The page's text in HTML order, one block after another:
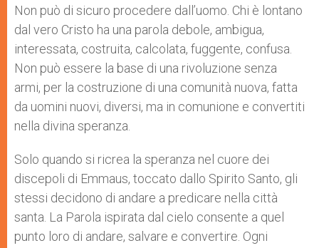
Non può di sicuro procedere dall’uomo. Chi è lontano
dal vero Cristo ha una parola debole, ambigua,
interessata, costruita, calcolata, fuggente, confusa.
Non può essere la base di una rivoluzione senza
armi, per la costruzione di una comunità nuova, fatta
da uomini nuovi, diversi, ma in comunione e convertiti
nella divina speranza.
Solo quando si ricrea la speranza nel cuore dei
discepoli di Emmaus, toccato dallo Spirito Santo, gli
stessi decidono di andare a predicare nella città
santa. La Parola ispirata dal cielo consente a quel
punto loro di andare, salvare e convertire. Ogni